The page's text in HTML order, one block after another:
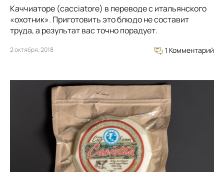
Каччиаторе (cacciatore) в переводе с итальянского
«охотник». Приготовить это блюдо не составит
труда, а результат вас точно порадует.
2 октября, 2018 1 Комментарий